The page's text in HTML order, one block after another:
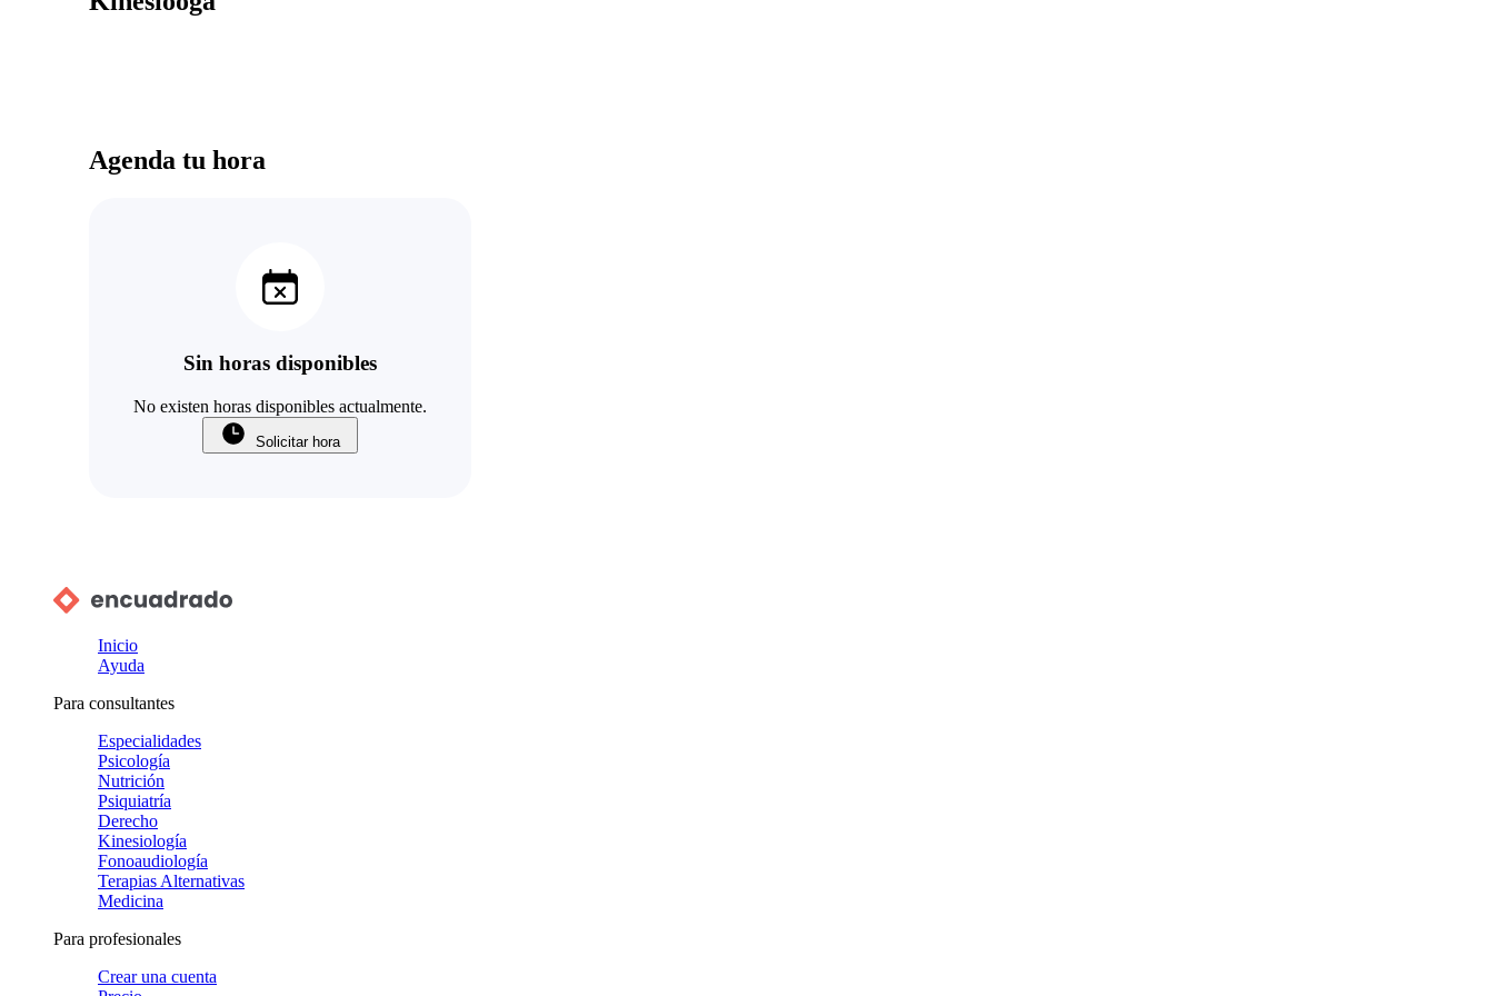
Agenda tu hora
Sin horas disponibles
No existen horas disponibles actualmente.
Solicitar hora
Inicio
Ayuda
Para consultantes
Especialidades
Psicología
Nutrición
Psiquiatría
Derecho
Kinesiología
Fonoaudiología
Terapias Alternativas
Medicina
Para profesionales
Crear una cuenta